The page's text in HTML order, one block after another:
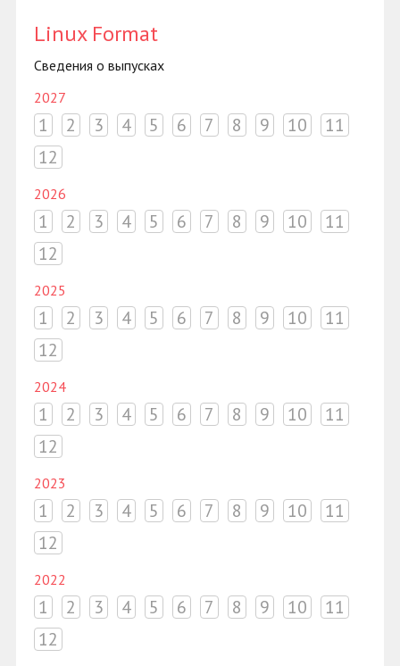
Linux Format
Сведения о выпусках
2027
1 2 3 4 5 6 7 8 9 10
11
12
2026
1 2 3 4 5 6 7 8 9 10
11
12
2025
1 2 3 4 5 6 7 8 9 10
11
12
2024
1 2 3 4 5 6 7 8 9 10
11
12
2023
1 2 3 4 5 6 7 8 9 10
11
12
2022
1 2 3 4 5 6 7 8 9 10
11
12